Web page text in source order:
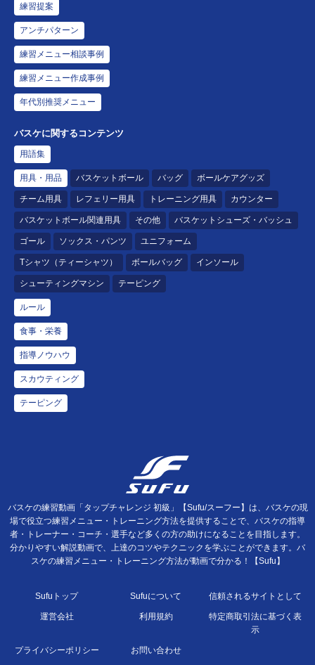
練習提案
アンチパターン
練習メニュー相談事例
練習メニュー作成事例
年代別推奨メニュー
バスケに関するコンテンツ
用語集
用具・用品 バスケットボール バッグ ボールケアグッズ
チーム用具 レフェリー用具 トレーニング用具 カウンター
バスケットボール関連用具 その他 バスケットシューズ・バッシュ
ゴール ソックス・パンツ ユニフォーム
Tシャツ（ティーシャツ） ボールバッグ インソール
シューティングマシン テーピング
ルール
食事・栄養
指導ノウハウ
スカウティング
テーピング
バスケの練習動画「タップチャレンジ 初級」【Sufu/スーフー】は、バスケの現
場で役立つ練習メニュー・トレーニング方法を提供することで、バスケの指導
者・トレーナー・コーチ・選手など多くの方の助けになることを目指します。
分かりやすい解説動画で、上達のコツやテクニックを学ぶことができます。バ
スケの練習メニュー・トレーニング方法が動画で分かる！【Sufu】
Sufuトップ Sufuについて 信頼されるサイトとして
運営会社 利用規約
特定商取引法に基づく表
示
プライバシーポリシー お問い合わせ